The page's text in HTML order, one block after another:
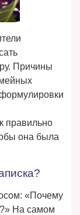
Причины
правильно
она была
«Почему
На самом